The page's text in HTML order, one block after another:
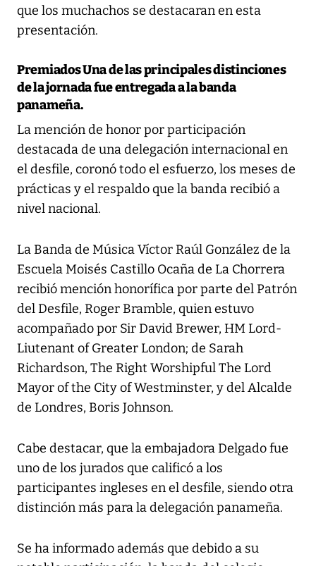
que los muchachos se destacaran en esta
presentación.
PremiadosUna de las principales distinciones
de la jornada fue entregada a la banda
panameña.
La mención de honor por participación
destacada de una delegación internacional en
el desfile, coronó todo el esfuerzo, los meses de
prácticas y el respaldo que la banda recibió a
nivel nacional.
La Banda de Música Víctor Raúl González de la
Escuela Moisés Castillo Ocaña de La Chorrera
recibió mención honorífica por parte del Patrón
del Desfile, Roger Bramble, quien estuvo
acompañado por Sir David Brewer, HM Lord-
Liutenant of Greater London; de Sarah
Richardson, The Right Worshipful The Lord
Mayor of the City of Westminster, y del Alcalde
de Londres, Boris Johnson.
Cabe destacar, que la embajadora Delgado fue
uno de los jurados que calificó a los
participantes ingleses en el desfile, siendo otra
distinción más para la delegación panameña.
Se ha informado además que debido a su